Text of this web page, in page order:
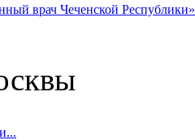
врач Чеченской Республики»